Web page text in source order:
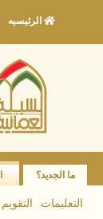
الرئيسيه
ما الجديد؟
التعليمات التقويم